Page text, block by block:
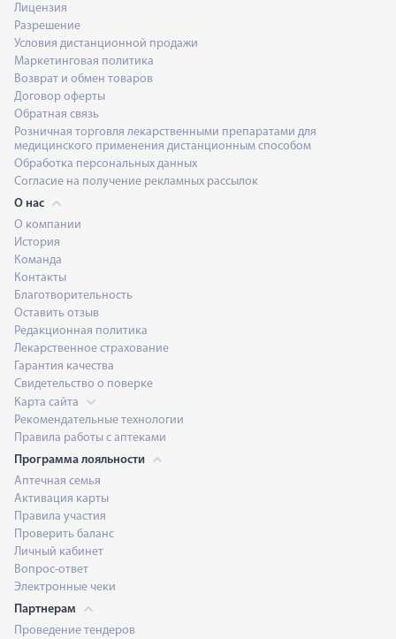
Лицензия
Разрешение
Условия дистанционной продажи
Маркетинговая политика
Возврат и обмен товаров
Договор оферты
Обратная связь
Розничная торговля лекарственными препаратами для
медицинского применения дистанционным способом
Обработка персональных данных
Согласие на получение рекламных рассылок
О нас
О компании
История
Команда
Контакты
Благотворительность
Оставить отзыв
Редакционная политика
Лекарственное страхование
Гарантия качества
Свидетельство о поверке
Карта сайта
Рекомендательные технологии
Правила работы с аптеками
Программа лояльности
Аптечная семья
Активация карты
Правила участия
Проверить баланс
Личный кабинет
Вопрос-ответ
Электронные чеки
Партнерам
Проведение тендеров